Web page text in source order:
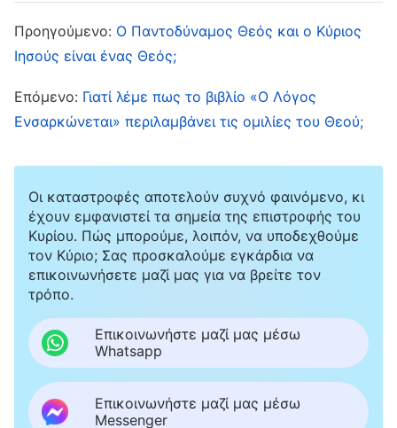
ανθρώπου» (Κατά Ματθαίον 24:44). «Και ιδού,
έρχομαι ταχέως, και ο μισθός μου είναι μετ’
εμού, διά να αποδώσω εις έκαστον ως θέλει
είσθαι το έργον αυτού»(Αποκάλυψη 22:12).
κρίσις από του οίκου του Θεού
4:17) . Ο Παντοδύναμος Θεός είναι ο Υιός του
ανθρώπου όπως προφητεύεται στη Βίβλο.
Τουτέστιν, είναι ο ενσαρκωμένος Θεός, ο
οποίος έχει εκφράσει όλες τις αλήθειες
προκειμένου να εξαγνίσει και να σώσει την
ανθρωπότητα και έχει εκτελέσει το έργο της
κρίσεώς Του, ξεκινώντας από τον οίκο του
Θεού. Οι περισσότερες από αυτές τις ομιλίες
Προηγούμενο: Ο Παντοδύναμος Θεός και ο Κύριος
Ιησούς είναι ένας Θεός;
Επόμενο: Γιατί λέμε πως το βιβλίο «Ο Λόγος
Ενσαρκώνεται» περιλαμβάνει τις ομιλίες του Θεού;
Οι καταστροφές αποτελούν συχνό φαινόμενο, κι
έχουν εμφανιστεί τα σημεία της επιστροφής του
Κυρίου. Πώς μπορούμε, λοιπόν, να υποδεχθούμε
τον Κύριο; Σας προσκαλούμε εγκάρδια να
επικοινωνήσετε μαζί μας για να βρείτε τον
τρόπο.
Επικοινωνήστε μαζί μας μέσω
Whatsapp
Επικοινωνήστε μαζί μας μέσω
Messenger